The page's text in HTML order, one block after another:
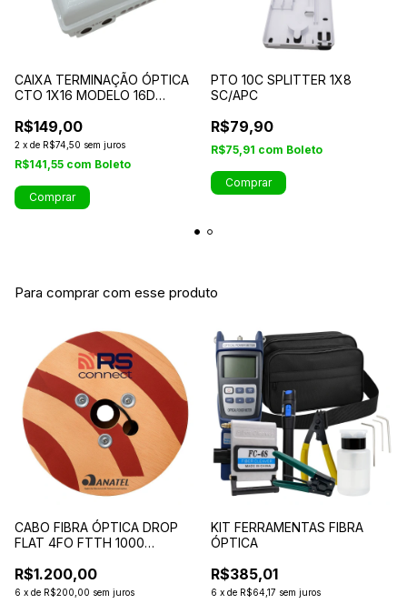
CAIXA TERMINAÇÃO ÓPTICA
CTO 1X16 MODELO 16D
R$149,00
2 x de R$74,50 sem juros
R$141,55 com Boleto
PTO 10C SPLITTER 1X8
SC/APC
R$79,90
R$75,91 com Boleto
Para comprar com esse produto
CABO FIBRA ÓPTICA DROP
FLAT 4FO FTTH 1000
R$1.200,00
6 x de R$200,00 sem juros
KIT FERRAMENTAS FIBRA
ÓPTICA
R$385,01
6 x de R$64,17 sem juros